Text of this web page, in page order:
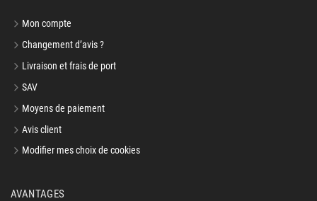
Mon compte
Changement d’avis ?
Livraison et frais de port
SAV
Moyens de paiement
Avis client
Modifier mes choix de cookies
AVANTAGES